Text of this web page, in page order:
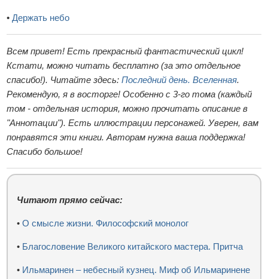
•Держать небо
Всем привет! Есть прекрасный фантастический цикл!
Кстати, можно читать бесплатно (за это отдельное
спасибо!). Читайте здесь:Последний день. Вселенная.
Рекомендую, я в восторге! Особенно с 3-го тома (каждый
том - отдельная история, можно прочитать описание в
"Аннотации"). Есть иллюстрации персонажей. Уверен, вам
понравятся эти книги. Авторам нужна ваша поддержка!
Спасибо большое!
Читают прямо сейчас:
•О смысле жизни. Философский монолог
• Благословение Великого китайского мастера. Притча
• Ильмаринен – небесный кузнец. Миф об Ильмаринене